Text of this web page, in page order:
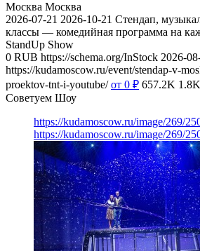
Москва Москва
2026-07-21 2026-10-21 Стендап,
классы — комедийная программа на
StandUp Show
0 RUB https://schema.org/InStock 2026-
https://kudamoscow.ru/event/stendap-v-
proektov-tnt-i-youtube/ от 0 ₽ 657.2K 1.8K
Советуем Шоу
https://kudamoscow.ru/image/269/
https://kudamoscow.ru/image/269/